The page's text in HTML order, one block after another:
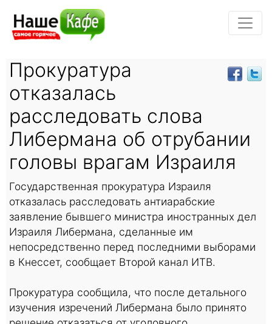
Прокуратура
отказалась
расследовать слова
Либермана об отрубании
головы врагам Израиля
Государственная прокуратура Израиля
отказалась расследовать антиарабские
заявление бывшего министра иностранных дел
Израиля Либермана, сделанные им
непосредственно перед последними выборами
в Кнессет, сообщает Второй канал ИТВ.
Прокуратура сообщила, что после детального
изучения изречений Либермана было принято